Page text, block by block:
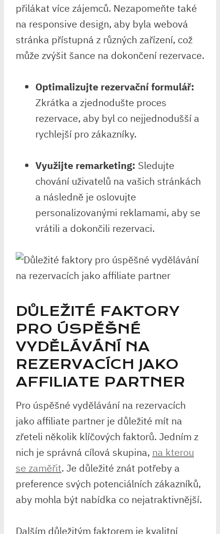
přilákat více zájemců. Nezapomeňte také
na responsive design, aby byla webová
stránka přístupná z různých zařízení, což
může zvýšit šance na dokončení rezervace.
Optimalizujte rezervační formulář:
Zkrátka a zjednodušte proces
rezervace, aby byl co nejjednodušší a
rychlejší pro zákazníky.
Využijte remarketing: Sledujte
chování uživatelů na vašich stránkách
a následně je oslovujte
personalizovanými reklamami, aby se
vrátili a dokončili rezervaci.
DŮLEŽITÉ FAKTORY
PRO ÚSPĚŠNÉ
VYDĚLÁVÁNÍ NA
REZERVACÍCH JAKO
AFFILIATE PARTNER
Pro úspěšné vydělávání na rezervacích
jako affiliate partner je důležité mít na
zřeteli několik klíčových faktorů. Jedním z
nich je správná cílová skupina, na kterou
se zaměřit. Je důležité znát potřeby a
preference svých potenciálních zákazníků,
aby mohla být nabídka co nejatraktivnější.
Dalším důležitým faktorem je kvalitní